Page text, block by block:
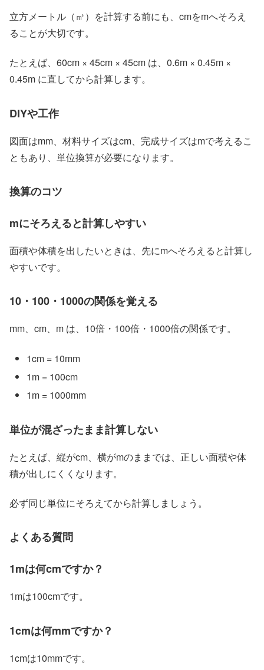
立方メートル（㎥）を計算する前にも、cmをmへそろえ
ることが大切です。
たとえば、60cm × 45cm × 45cm は、0.6m × 0.45m ×
0.45m に直してから計算します。
DIYや工作
図面はmm、材料サイズはcm、完成サイズはmで考えるこ
ともあり、単位換算が必要になります。
換算のコツ
mにそろえると計算しやすい
面積や体積を出したいときは、先にmへそろえると計算し
やすいです。
10・100・1000の関係を覚える
mm、cm、m は、10倍・100倍・1000倍の関係です。
1cm = 10mm
1m = 100cm
1m = 1000mm
単位が混ざったまま計算しない
たとえば、縦がcm、横がmのままでは、正しい面積や体
積が出しにくくなります。
必ず同じ単位にそろえてから計算しましょう。
よくある質問
1mは何cmですか？
1mは100cmです。
1cmは何mmですか？
1cmは10mmです。